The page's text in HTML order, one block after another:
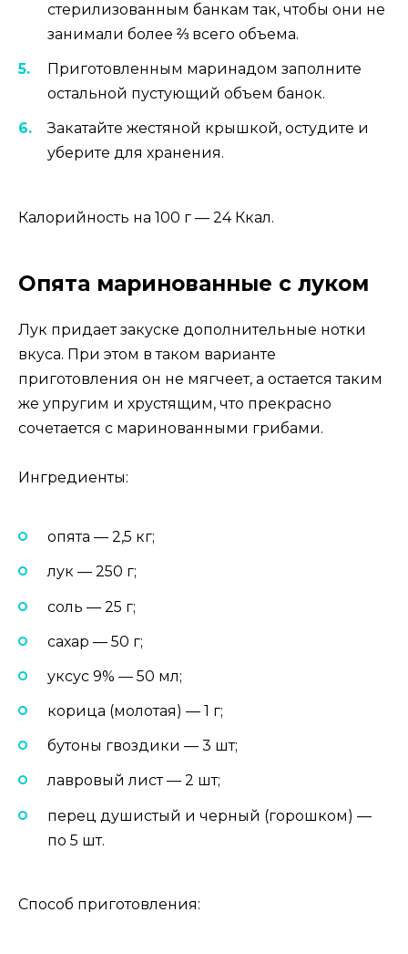
стерилизованным банкам так, чтобы они не
занимали более ⅔ всего объема.
Приготовленным маринадом заполните
остальной пустующий объем банок.
Закатайте жестяной крышкой, остудите и
уберите для хранения.
Калорийность на 100 г — 24 Ккал.
Опята маринованные с луком
Лук придает закуске дополнительные нотки
вкуса. При этом в таком варианте
приготовления он не мягчеет, а остается таким
же упругим и хрустящим, что прекрасно
сочетается с маринованными грибами.
Ингредиенты:
опята — 2,5 кг;
лук — 250 г;
соль — 25 г;
сахар — 50 г;
уксус 9% — 50 мл;
корица (молотая) — 1 г;
бутоны гвоздики — 3 шт;
лавровый лист — 2 шт;
перец душистый и черный (горошком) —
по 5 шт.
Способ приготовления: